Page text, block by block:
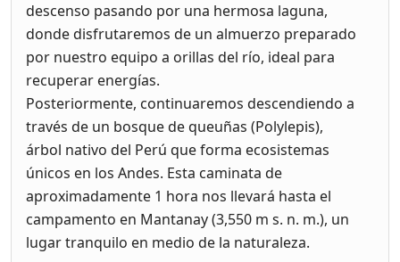
descenso pasando por una hermosa laguna,
donde disfrutaremos de un almuerzo preparado
por nuestro equipo a orillas del río, ideal para
recuperar energías.
Posteriormente, continuaremos descendiendo a
través de un bosque de queuñas (Polylepis),
árbol nativo del Perú que forma ecosistemas
únicos en los Andes. Esta caminata de
aproximadamente 1 hora nos llevará hasta el
campamento en Mantanay (3,550 m s. n. m.), un
lugar tranquilo en medio de la naturaleza.